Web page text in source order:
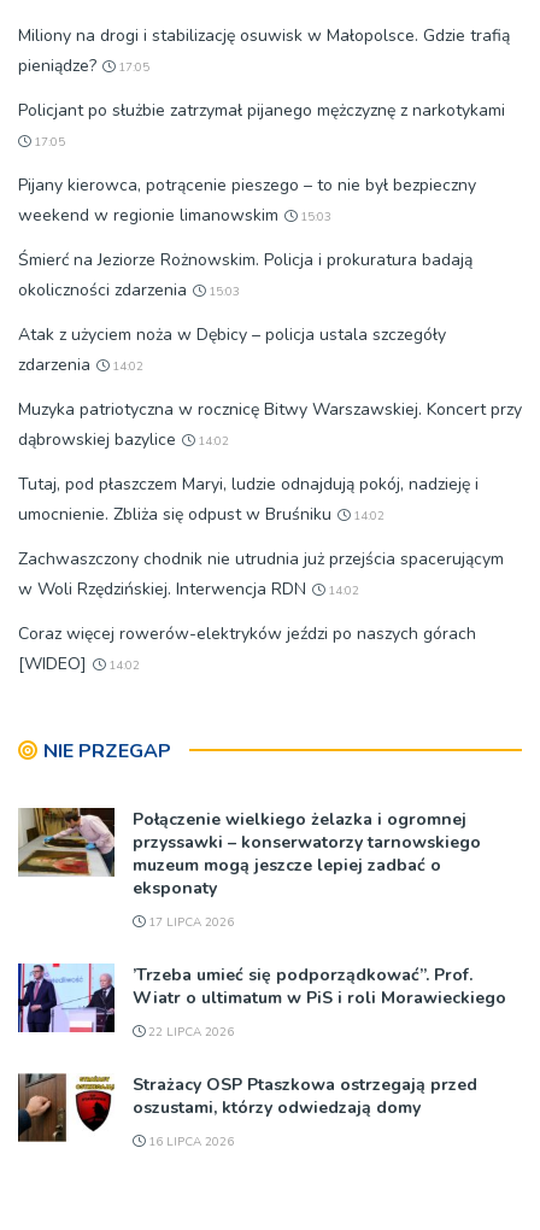
Miliony na drogi i stabilizację osuwisk w Małopolsce. Gdzie trafią
pieniądze?
17:05
Policjant po służbie zatrzymał pijanego mężczyznę z narkotykami
17:05
Pijany kierowca, potrącenie pieszego – to nie był bezpieczny
weekend w regionie limanowskim
15:03
Śmierć na Jeziorze Rożnowskim. Policja i prokuratura badają
okoliczności zdarzenia
15:03
Atak z użyciem noża w Dębicy – policja ustala szczegóły
zdarzenia
14:02
Muzyka patriotyczna w rocznicę Bitwy Warszawskiej. Koncert przy
dąbrowskiej bazylice
14:02
Tutaj, pod płaszczem Maryi, ludzie odnajdują pokój, nadzieję i
umocnienie. Zbliża się odpust w Bruśniku
14:02
Zachwaszczony chodnik nie utrudnia już przejścia spacerującym
w Woli Rzędzińskiej. Interwencja RDN
14:02
Coraz więcej rowerów-elektryków jeździ po naszych górach
[WIDEO]
14:02
NIE PRZEGAP
Połączenie wielkiego żelazka i ogromnej
przyssawki – konserwatorzy tarnowskiego
muzeum mogą jeszcze lepiej zadbać o
eksponaty
17 LIPCA 2026
’Trzeba umieć się podporządkować”. Prof.
Wiatr o ultimatum w PiS i roli Morawieckiego
22 LIPCA 2026
Strażacy OSP Ptaszkowa ostrzegają przed
oszustami, którzy odwiedzają domy
16 LIPCA 2026